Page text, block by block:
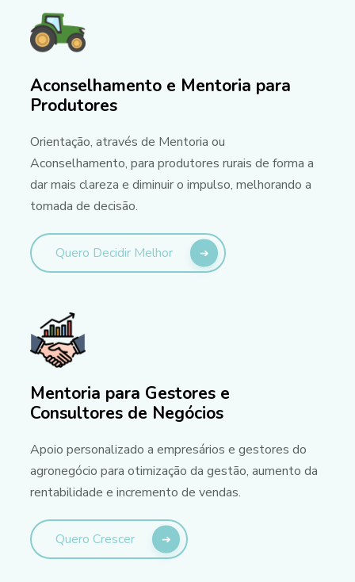
Aconselhamento e Mentoria para
Produtores
Orientação, através de Mentoria ou
Aconselhamento, para produtores rurais de forma a
dar mais clareza e diminuir o impulso, melhorando a
tomada de decisão.
Quero Decidir Melhor
Mentoria para Gestores e
Consultores de Negócios
Apoio personalizado a empresários e gestores do
agronegócio para otimização da gestão, aumento da
rentabilidade e incremento de vendas.
Quero Crescer